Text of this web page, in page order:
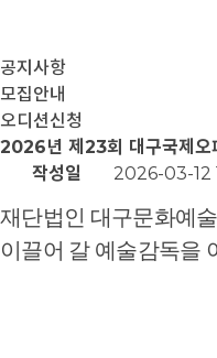
공지사항
모집안내
오디션신청
2026년 제23회 대구국제오
작성일
2026-03-12
재단법인 대구문화예
이끌어 갈 예술감독을